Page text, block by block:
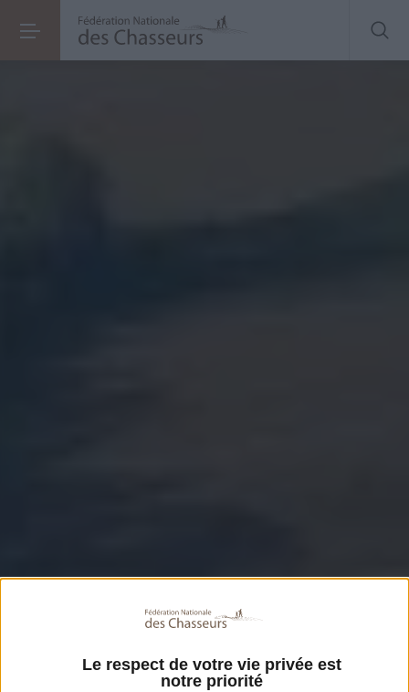
Le respect de votre vie privée est
notre priorité